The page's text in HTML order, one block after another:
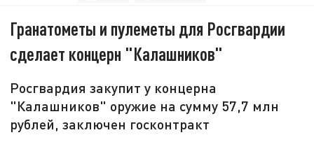
Гранатометы и пулеметы для Росгвардии
сделает концерн "Калашников"
Росгвардия закупит у концерна
"Калашников" оружие на сумму 57,7 млн
рублей, заключен госконтракт